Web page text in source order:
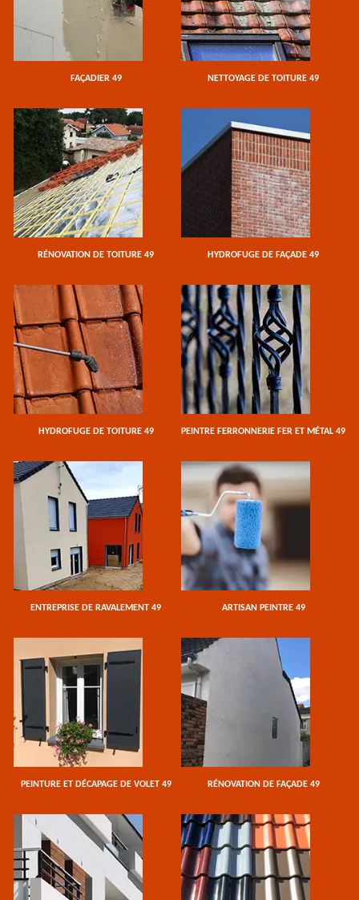
FAÇADIER 49 NETTOYAGE DE TOITURE 49
RÉNOVATION DE TOITURE 49 HYDROFUGE DE FAÇADE 49
HYDROFUGE DE TOITURE 49 PEINTRE FERRONNERIE FER ET MÉTAL 49
ENTREPRISE DE RAVALEMENT 49 ARTISAN PEINTRE 49
PEINTURE ET DÉCAPAGE DE VOLET 49 RÉNOVATION DE FAÇADE 49